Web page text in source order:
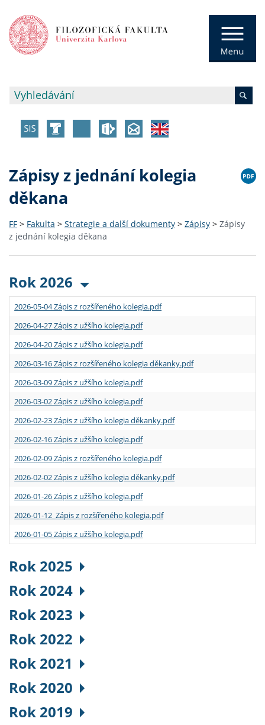
Zápisy z jednání kolegia
děkana
FF > Fakulta > Strategie a další dokumenty > Zápisy > Zápisy
z jednání kolegia děkana
Rok 2026
2026-05-04 Zápis z rozšířeného kolegia.pdf
2026-04-27 Zápis z užšího kolegia.pdf
2026-04-20 Zápis z užšího kolegia.pdf
2026-03-16 Zápis z rozšířeného kolegia děkanky.pdf
2026-03-09 Zápis z užšího kolegia.pdf
2026-03-02 Zápis z užšího kolegia.pdf
2026-02-23 Zápis z užšího kolegia děkanky.pdf
2026-02-16 Zápis z užšího kolegia.pdf
2026-02-09 Zápis z rozšířeného kolegia.pdf
2026-02-02 Zápis z užšího kolegia děkanky.pdf
2026-01-26 Zápis z užšího kolegia.pdf
2026-01-12 Zápis z rozšířeného kolegia.pdf
2026-01-05 Zápis z užšího kolegia.pdf
Rok 2025
Rok 2024
Rok 2023
Rok 2022
Rok 2021
Rok 2020
Rok 2019